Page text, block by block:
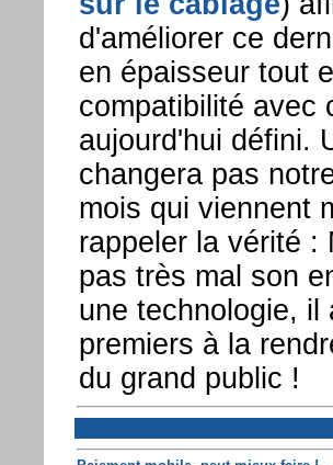
d'améliorer ce
en épaisseur tout
compatibilité avec
aujourd'hui défini.
changera pas
mois qui viennent
rappeler la vérité :
pas très mal son
une technologie, il
premiers à la
du grand public !